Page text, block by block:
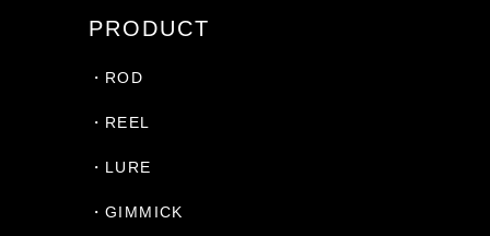
PRODUCT
・ROD
・REEL
・LURE
・GIMMICK